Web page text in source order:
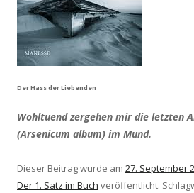
Der Hass der Liebenden
Wohltuend zergehen mir die letzten
(Arsenicum album) im Mund.
Dieser Beitrag wurde am 27. September
Der 1. Satz im Buch veröffentlicht.